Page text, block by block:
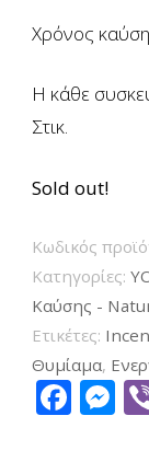
Χρόνος
Η κάθε
Στικ.
Sold out!
Κωδικός
Κατηγορίες:
Καύσης -
Ετικέτες:
Θυμίαμα,